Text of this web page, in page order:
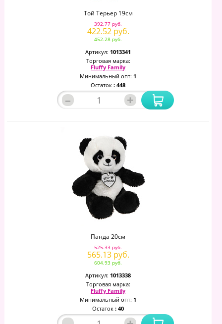
Той Терьер 19см
392.77 руб.
422.52 руб.
452.28 руб.
Артикул: 1013341
Торговая марка:
Fluffy Family
Минимальный опт: 1
Остаток : 448
– +
Панда 20см
525.33 руб.
565.13 руб.
604.93 руб.
Артикул: 1013338
Торговая марка:
Fluffy Family
Минимальный опт: 1
Остаток : 40